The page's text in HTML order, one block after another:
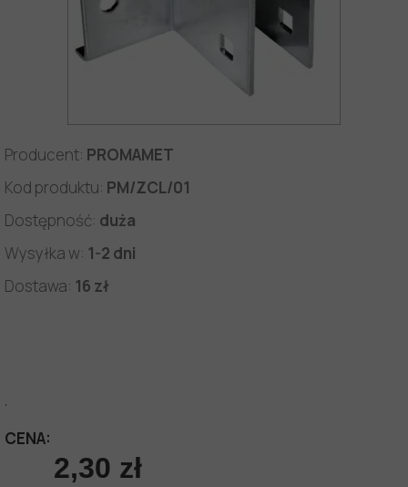
.
Producent: PROMAMET
Kod produktu: PM/ZCL/01
Dostępność: duża
Wysyłka w: 1-2 dni
Dostawa: 16 zł
2,30 zł
CENA: